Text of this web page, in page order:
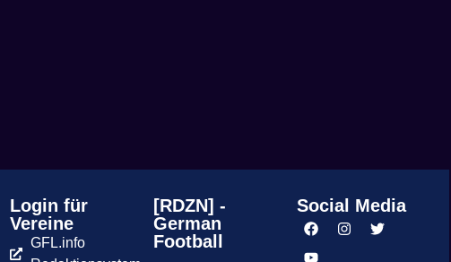
Login für
Vereine
GFL.info
[RDZN] -
German
Football
Social Media